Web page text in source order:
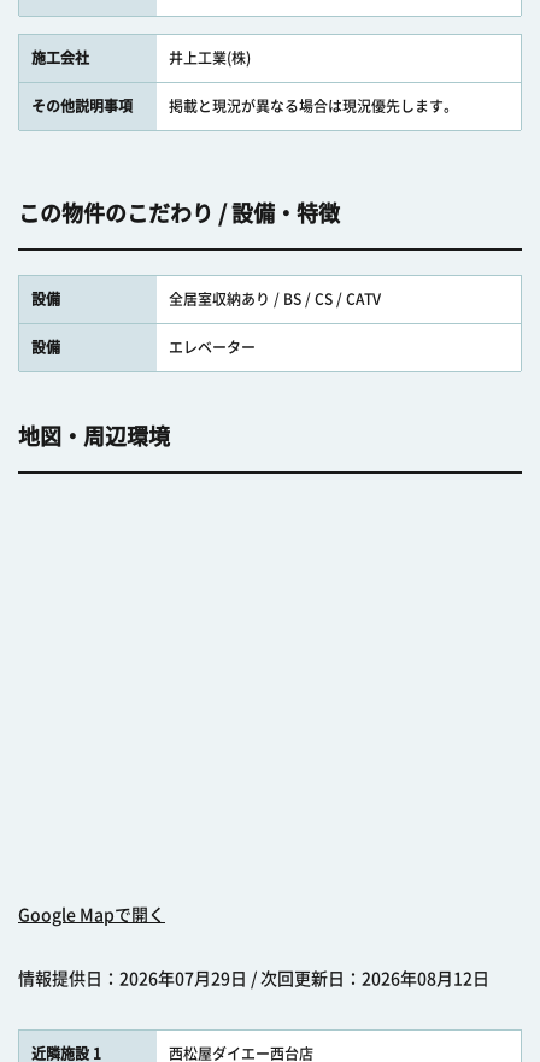
施工会社 井上工業(株)
その他説明事項 掲載と現況が異なる場合は現況優先します。
この物件のこだわり / 設備・特徴
設備 全居室収納あり / BS / CS / CATV
設備 エレベーター
地図・周辺環境
Google Mapで開く
情報提供日：2026年07月29日 / 次回更新日：2026年08月12日
近隣施設 1
西松屋ダイエー西台店